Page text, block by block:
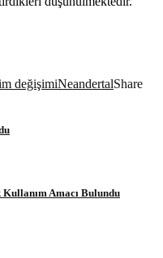
değişimiNeandertalShare
Amacı Bulundu